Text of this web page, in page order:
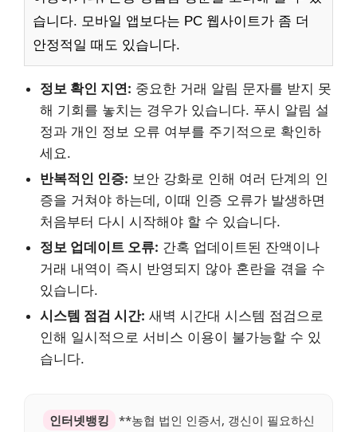
습니다. 모바일 앱보다는 PC 웹사이트가 좀 더
안정적일 때도 있습니다.
정보 확인 지연: 중요한 거래 알림 문자를 받지 못
해 기회를 놓치는 경우가 있습니다. 푸시 알림 설
정과 개인 정보 오류 여부를 주기적으로 확인하
세요.
반복적인 인증: 보안 강화로 인해 여러 단계의 인
증을 거쳐야 하는데, 이때 인증 오류가 발생하면
처음부터 다시 시작해야 할 수 있습니다.
정보 업데이트 오류: 간혹 업데이트된 잔액이나
거래 내역이 즉시 반영되지 않아 혼란을 겪을 수
있습니다.
시스템 점검 시간: 새벽 시간대 시스템 점검으로
인해 일시적으로 서비스 이용이 불가능할 수 있
습니다.
인터넷뱅킹
**농협 법인 인증서, 갱신이 필요하신